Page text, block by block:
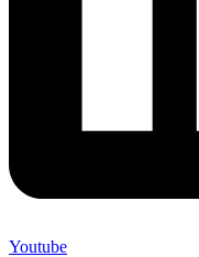
Youtube